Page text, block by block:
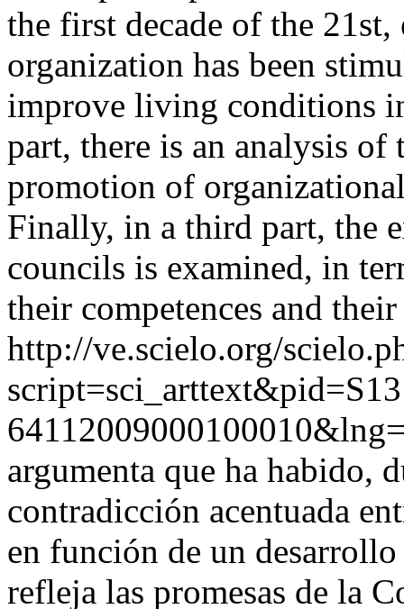
the first decade of the
organization has been
improve living conditions
part, there is an analysis
promotion of
Finally, in a third part, the
councils is examined, in
their competences and
http://ve.scielo.org/
argumenta que ha habido,
contradicción acentuada
en función de un
refleja las promesas de la